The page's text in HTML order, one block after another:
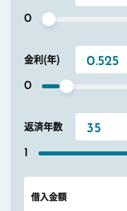
0
金利(年)
0
返済年数
1
借入金額